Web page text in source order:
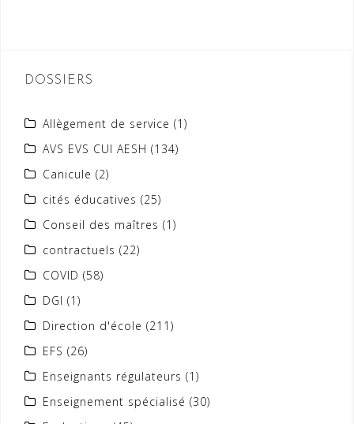
DOSSIERS
Allègement de service (1)
AVS EVS CUI AESH (134)
Canicule (2)
cités éducatives (25)
Conseil des maîtres (1)
contractuels (22)
COVID (58)
DGI (1)
Direction d'école (211)
EFS (26)
Enseignants régulateurs (1)
Enseignement spécialisé (30)